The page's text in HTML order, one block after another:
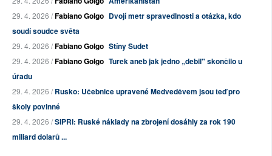
29. 4. 2026 /Fabiano Golgo Dvojí metr spravedlnosti a otázka, kdo
soudí soudce světa
29. 4. 2026 /Fabiano Golgo Stíny Sudet
29. 4. 2026 /Fabiano Golgo Turek aneb jak jedno „debil" skončilo u
úřadu
29. 4. 2026 /Rusko: Učebnice upravené Medveděvem jsou teď pro
školy povinné
29. 4. 2026 /SIPRI: Ruské náklady na zbrojení dosáhly za rok 190
miliard dolarů ...